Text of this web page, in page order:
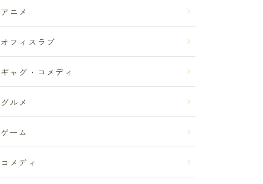
アニメ
オフィスラブ
ギャグ・コメディ
グルメ
ゲーム
コメディ